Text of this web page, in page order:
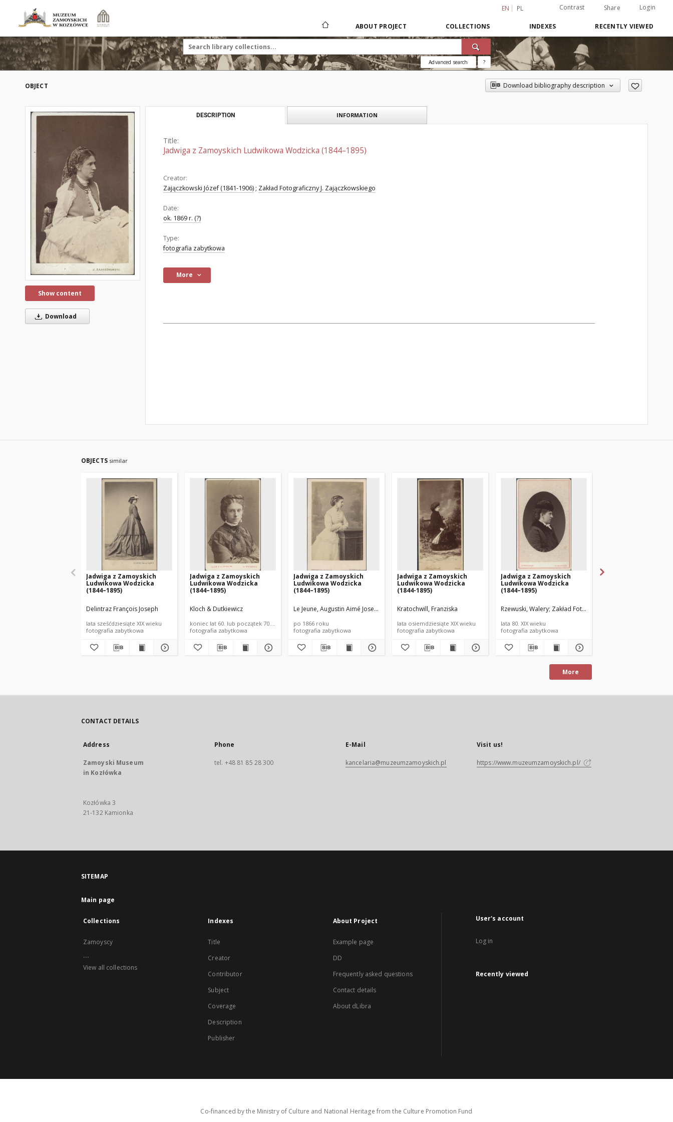
EN PL Contrast Share Login
ABOUT PROJECT COLLECTIONS INDEXES RECENTLY VIEWED
Advanced search ?
OBJECT Download bibliography description
Show content
Download
DESCRIPTION INFORMATION
Title:
Jadwiga z Zamoyskich Ludwikowa Wodzicka (1844–1895)
Creator:
Zajączkowski Józef (1841-1906) ; Zakład Fotograficzny J. Zajączkowskiego
Date:
ok. 1869 r. (?)
Type:
fotografia zabytkowa
More
OBJECTS similar
Jadwiga z Zamoyskich
Ludwikowa Wodzicka
(1844–1895)
Delintraz François Joseph
lata sześćdziesiąte XIX wieku
fotografia zabytkowa
Jadwiga z Zamoyskich
Ludwikowa Wodzicka
(1844–1895)
Kloch & Dutkiewicz
koniec lat 60. lub początek 70. XIX wieku
fotografia zabytkowa
Jadwiga z Zamoyskich
Ludwikowa Wodzicka
(1844–1895)
Le Jeune, Augustin Aimé Joseph
po 1866 roku
fotografia zabytkowa
Jadwiga z Zamoyskich
Ludwikowa Wodzicka
(1844-1895)
Kratochwill, Franziska
lata osiemdziesiąte XIX wieku
fotografia zabytkowa
Jadwiga z Zamoyskich
Ludwikowa Wodzicka
(1844–1895)
Rzewuski, Walery Zakład Fotograficzny Walerego
lata 80. XIX wieku
fotografia zabytkowa
More
CONTACT DETAILS
Address
Zamoyski Museum
in Kozłówka
Kozłówka 3
21-132 Kamionka
Phone
tel. +48 81 85 28 300
E-Mail
kancelaria@muzeumzamoyskich.pl
Visit us!
https://www.muzeumzamoyskich.pl/
SITEMAP
Main page
Collections
Zamoyscy
...
View all collections
Indexes
Title
Creator
Contributor
Subject
Coverage
Description
Publisher
About Project
Example page
DD
Frequently asked questions
Contact details
About dLibra
User's account
Log in
Recently viewed
Co-financed by the Ministry of Culture and National Heritage from the Culture Promotion Fund